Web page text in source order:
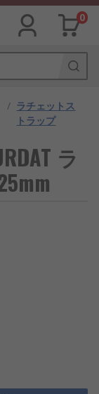
0
/ ラチェットス
トラップ
ラ